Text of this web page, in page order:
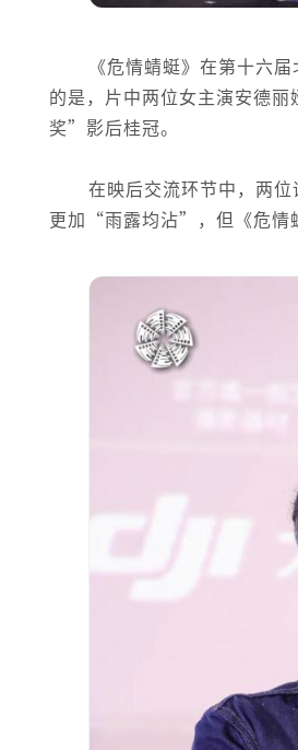
《危情蜻蜓》在第十六
的是，片中两位女主演安德
奖”影后桂冠。
在映后交流环节中，两
更加“雨露均沾”，但《危情